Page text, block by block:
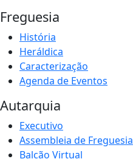
Freguesia
História
Heráldica
Caracterização
Agenda de Eventos
Autarquia
Executivo
Assembleia de Freguesia
Balcão Virtual